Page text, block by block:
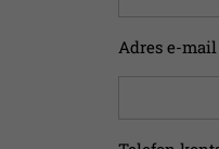
Adres e-